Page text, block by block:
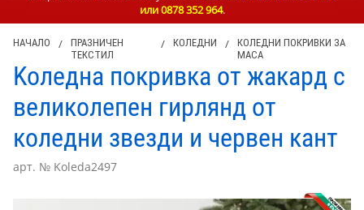
или0878 352 964.
НАЧАЛО /
ПРАЗНИЧЕН
ТЕКСТИЛ
/ КОЛЕДНИ /
КОЛЕДНИ ПОКРИВКИ ЗА
МАСА
Kоледна покривка от жакард с
великолепен гирлянд от
коледни звезди и червен кант
арт. № Koleda2497